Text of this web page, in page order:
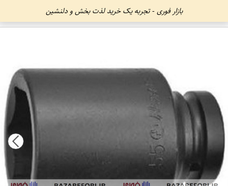
بازار فوری - تجربه یک خرید لذت بخش و دلنشین